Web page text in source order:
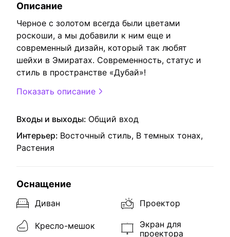
Описание
Черное с золотом всегда были цветами
роскоши, а мы добавили к ним еще и
современный дизайн, который так любят
шейхи в Эмиратах. Современность, статус и
стиль в пространстве «Дубай»!
Показать описание
Входы и выходы: Общий вход
Интерьер: Восточный стиль, В темных тонах,
Растения
Оснащение
Диван
Кресло-мешок
Проектор
Экран для
проектора